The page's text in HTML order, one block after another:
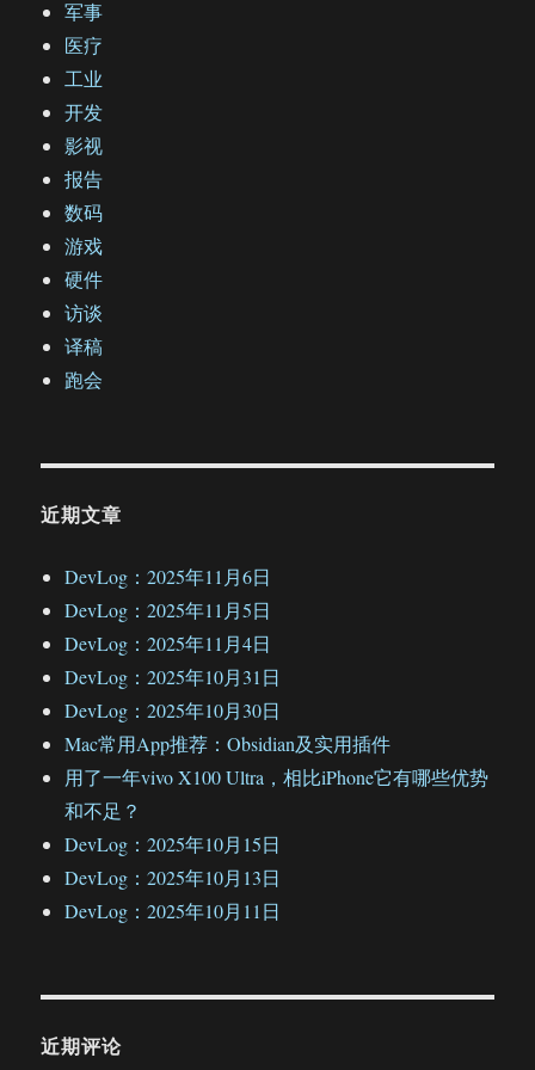
军事
医疗
工业
开发
影视
报告
数码
游戏
硬件
访谈
译稿
跑会
近期文章
DevLog：2025年11月6日
DevLog：2025年11月5日
DevLog：2025年11月4日
DevLog：2025年10月31日
DevLog：2025年10月30日
Mac常用App推荐：Obsidian及实用插件
用了一年vivo X100 Ultra，相比iPhone它有哪些优势
和不足？
DevLog：2025年10月15日
DevLog：2025年10月13日
DevLog：2025年10月11日
近期评论